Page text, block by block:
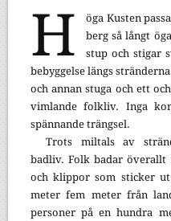
H
öga Kusten
berg så långt
stup och stigar
bebyggelse längs
och annan stuga och ett
vimlande folkliv. Inga
spännande trängsel.
Trots miltals av
badliv. Folk badar överallt
och klippor som sticker
meter fem meter från
personer på en hundra